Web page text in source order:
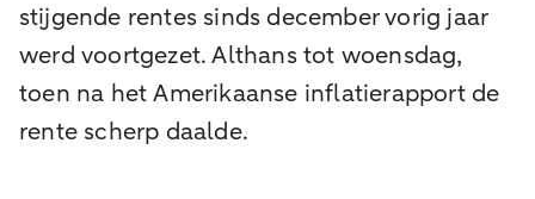
stijgende rentes sinds december vorig jaar
werd voortgezet. Althans tot woensdag,
toen na het Amerikaanse inflatierapport de
rente scherp daalde.